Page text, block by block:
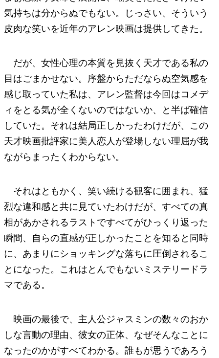
気持ちは分からぬでもない。じっさい、そういう
皮肉な笑いを近年のアレン映画は提供してきた。
だが、女性心理の本質を見抜く天才である私の
目はごまかせない。序盤からただならぬ空気感を
感じ取っていた私は、アレン監督は今回はコメデ
ィをとる気が全くないのではないか、と半ば確信
していた。それは結局正しかったわけだが、この
天才映画批評家に美人恋人が登場しない理屈が我
ながらまったくわからない。
それはともかく、笑い続ける観客に囲まれ、猛
烈な違和感と共に見ていたわけだが、すべての真
相があかされるラストですべてがひっくり返った
瞬間、自らの直感が正しかったことを知ると同時
に、あまりにショッキングな落ちに圧倒されるこ
とになった。これはとんでもないミステリードラ
マである。
映画の最後で、主人公ジャスミンの数々のおか
しな言動の理由、彼女の正体、なぜそんなことに
なったのかがすべてわかる。誰もが思うであろう